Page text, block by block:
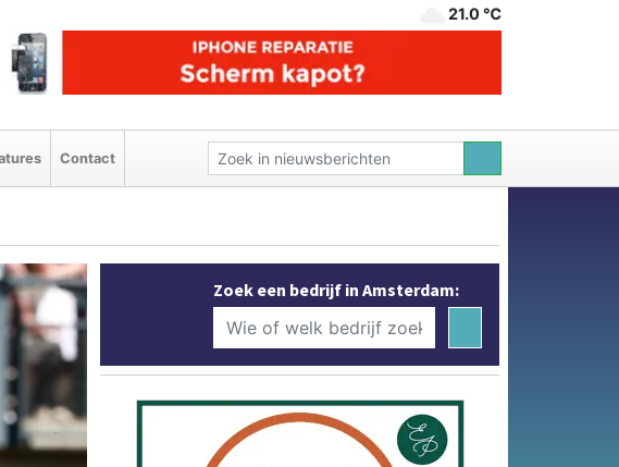
21.0 ℃
Contact
Zoek een bedrijf in Amsterdam: